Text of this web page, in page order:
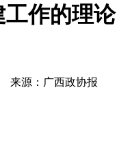
作的理论
来源：广西政协报